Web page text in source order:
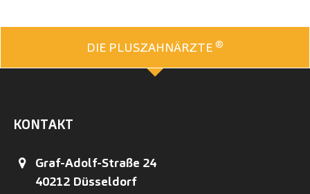
DIE PLUSZAHNÄRZTE ®
KONTAKT
Graf-Adolf-Straße 24
40212 Düsseldorf